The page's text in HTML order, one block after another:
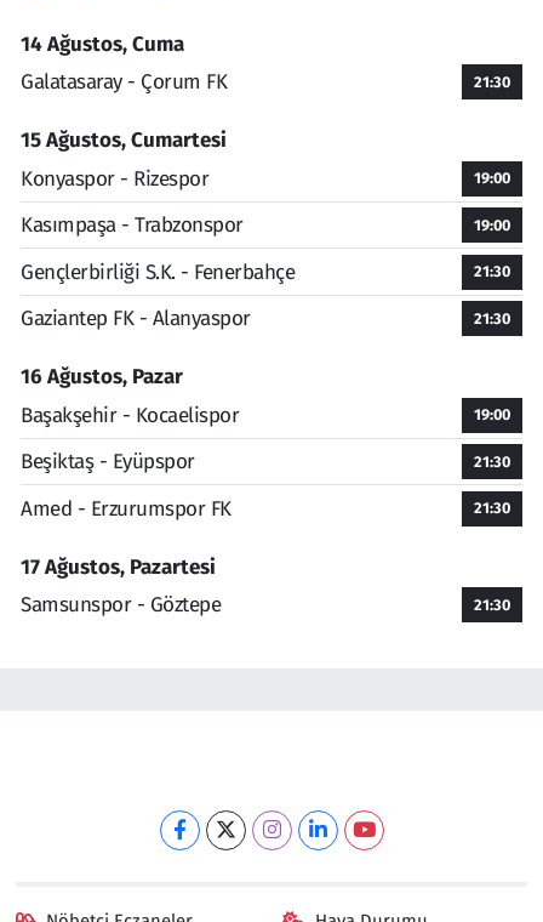
14 Ağustos, Cuma
Galatasaray - Çorum FK
21:30
15 Ağustos, Cumartesi
Konyaspor - Rizespor
19:00
Kasımpaşa - Trabzonspor 19:00
Gençlerbirliği S.K. - Fenerbahçe 21:30
Gaziantep FK - Alanyaspor 21:30
16 Ağustos, Pazar
Başakşehir - Kocaelispor
19:00
Beşiktaş - Eyüpspor 21:30
Amed - Erzurumspor FK 21:30
17 Ağustos, Pazartesi
Samsunspor - Göztepe
21:30